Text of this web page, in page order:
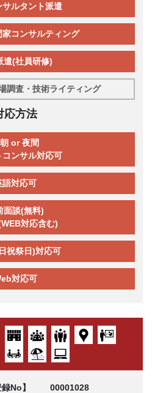
サルタント派遣
家コンサルティング
遣(社員研修)
調査・技術ライティング
応方法
or 夜間
コンサル対応可
語対応可
面談(無料)
対応含む)
祝祭日)対応可
対応可
録No】
00001028